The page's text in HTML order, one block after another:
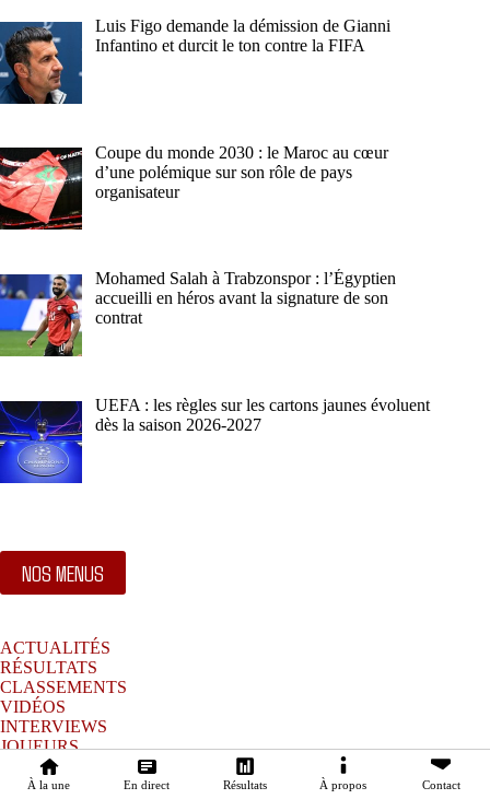
Luis Figo demande la démission de Gianni
Infantino et durcit le ton contre la FIFA
Coupe du monde 2030 : le Maroc au cœur
d’une polémique sur son rôle de pays
organisateur
Mohamed Salah à Trabzonspor : l’Égyptien
accueilli en héros avant la signature de son
contrat
UEFA : les règles sur les cartons jaunes évoluent
dès la saison 2026-2027
NOS MENUS
ACTUALITÉS
RÉSULTATS
CLASSEMENTS
VIDÉOS
INTERVIEWS
JOUEURS
À PROPOS
CONTACTS
Copyright © 2026 - Tous droits réservés à AGROUP
À la une En direct Résultats À propos Contact